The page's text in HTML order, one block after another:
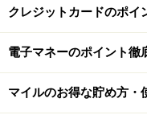
ただでさえおトクな
トクになるサービスが
」です。対象期間
3000マイル割安
で搭
クレジットカードのポイ
電子マネーのポイント徹
マイルのお得な貯め方・